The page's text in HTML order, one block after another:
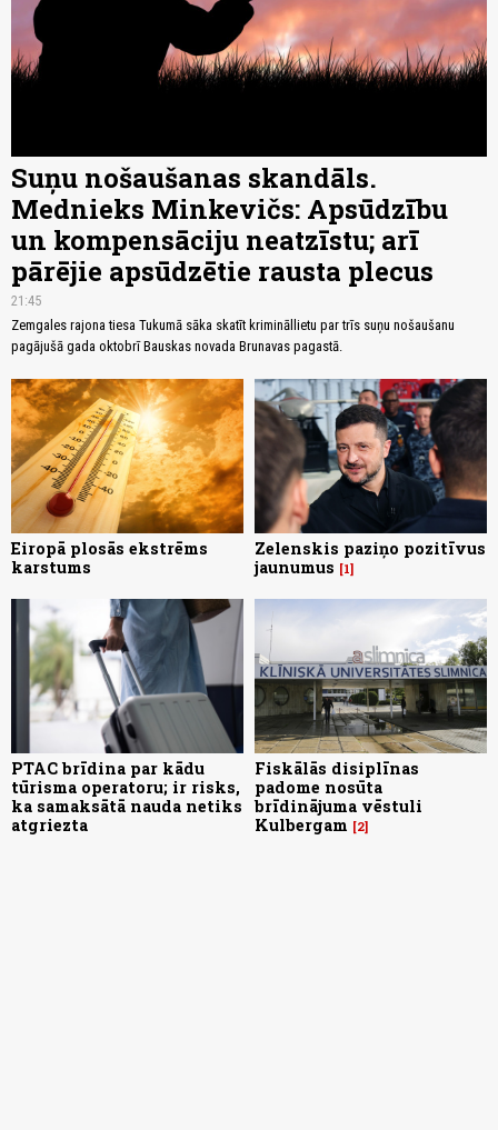
Suņu nošaušanas skandāls.
Mednieks Minkevičs: Apsūdzību
un kompensāciju neatzīstu; arī
pārējie apsūdzētie rausta plecus
21:45
Zemgales rajona tiesa Tukumā sāka skatīt krimināllietu par trīs suņu nošaušanu
pagājušā gada oktobrī Bauskas novada Brunavas pagastā.
Eiropā plosās ekstrēms
karstums
Zelenskis paziņo pozitīvus
jaunumus
1
PTAC brīdina par kādu
tūrisma operatoru; ir risks,
ka samaksātā nauda netiks
atgriezta
Fiskālās disiplīnas
padome nosūta
brīdinājuma vēstuli
Kulbergam
2